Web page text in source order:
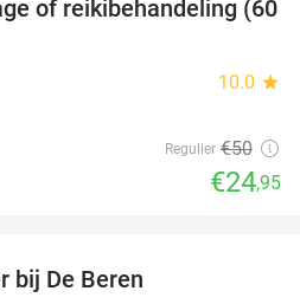
50%
of reikibehandeling (60
10.0 star
Regulier €50
€24,95
bij De Beren